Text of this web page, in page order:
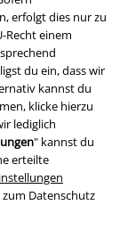
erfolgt dies nur zu
Recht einem
du ein, dass wir
kannst du
klicke hierzu
lediglich
" kannst du
erteilte
Datenschutz